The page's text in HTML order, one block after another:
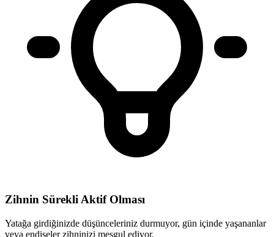
Zihnin Sürekli Aktif Olması
Yatağa girdiğinizde düşünceleriniz durmuyor, gün içinde yaşananlar
veya endişeler zihninizi meşgul ediyor.